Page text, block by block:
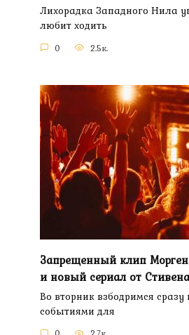
Лихорадка Западного Нила
любит ходить
0 2.5к.
Запрещенный клип
и новый сериал от
Во вторник взбодримся
событиями для